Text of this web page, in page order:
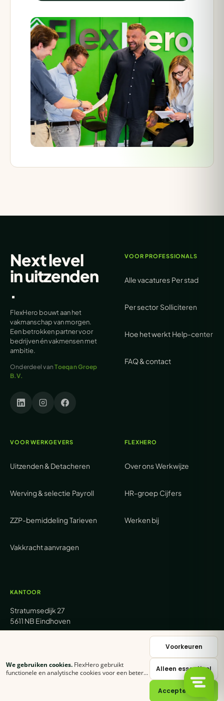
Next level
inuitzenden
.
FlexHero bouwt aan het
vakmanschap van morgen.
Een betrokken partner voor
bedrijven én vakmensen met
ambitie.
Onderdeel vanToeqan Groep
B.V.
VOOR PROFESSIONALS
Alle vacatures Per stad
Per sector Solliciteren
Hoe het werkt Help-center
FAQ & contact
VOOR WERKGEVERS
Uitzenden & Detacheren
Werving & selectie Payroll
ZZP-bemiddelingTarieven
Vakkracht aanvragen
FLEXHERO
Over onsWerkwijze
HR-groep Cijfers
Werken bij
KANTOOR
Stratumsedijk 27
5611 NB Eindhoven
sales@flexhero.com
We gebruiken cookies. FlexHero gebruikt
functionele en analytische cookies voor een betere
Voorkeuren
Alleen essentieel
Accepteer alles